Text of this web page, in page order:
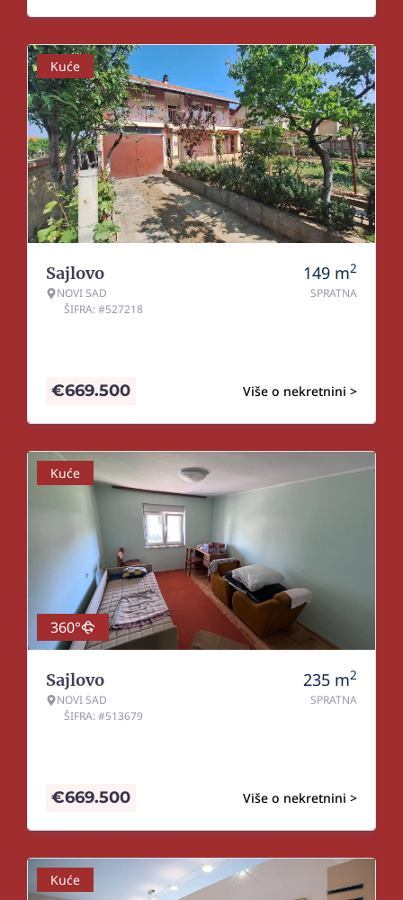
Kuće
Sajlovo
NOVI SAD
ŠIFRA: #527218
149 m2
SPRATNA
Više o nekretnini >
€669.500
Kuće
360°
Sajlovo
NOVI SAD
ŠIFRA: #513679
235 m2
SPRATNA
Više o nekretnini >
€669.500
Kuće